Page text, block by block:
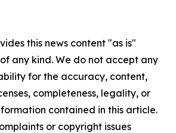
this news content "as is"
any kind. We do not accept any
for the accuracy, content,
completeness, legality, or
contained in this article.
or copyright issues